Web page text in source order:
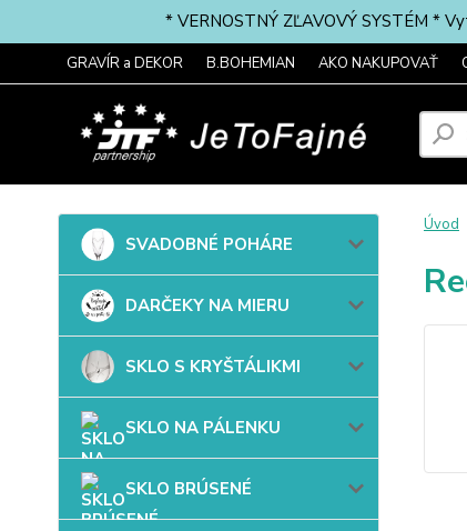
* VERNOSTNÝ ZĽAVOVÝ SYSTÉM *
GRAVÍR a DEKOR B.BOHEMIAN AKO NAKUPOVAŤ
SVADOBNÉ POHÁRE
DARČEKY NA MIERU
SKLO S KRYŠTÁLIKMI
SKLO NA PÁLENKU
SKLO BRÚSENÉ
Úvod